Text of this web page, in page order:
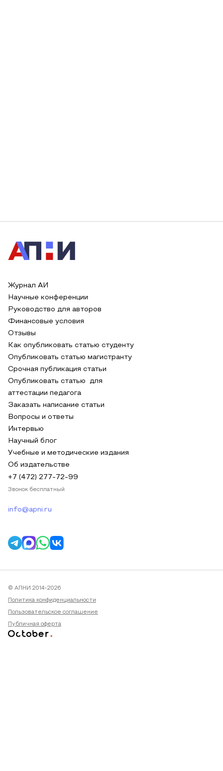
Журнал АИ
Научные конференции
Руководство для авторов
Финансовые условия
Отзывы
Как опубликовать статью студенту
Опубликовать статью магистранту
Срочная публикация статьи
Опубликовать статью для
аттестации педагога
Заказать написание статьи
Вопросы и ответы
Интервью
Научный блог
Учебные и методические издания
Об издательстве
+7 (472) 277-72-99
Звонок бесплатный
info@apni.ru
© АПНИ 2014-2026
Политика конфиденциальности
Пользовательское соглашение
Публичная оферта